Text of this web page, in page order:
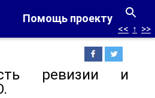
Помощь проекту
<< ↑ >>
ревизии и